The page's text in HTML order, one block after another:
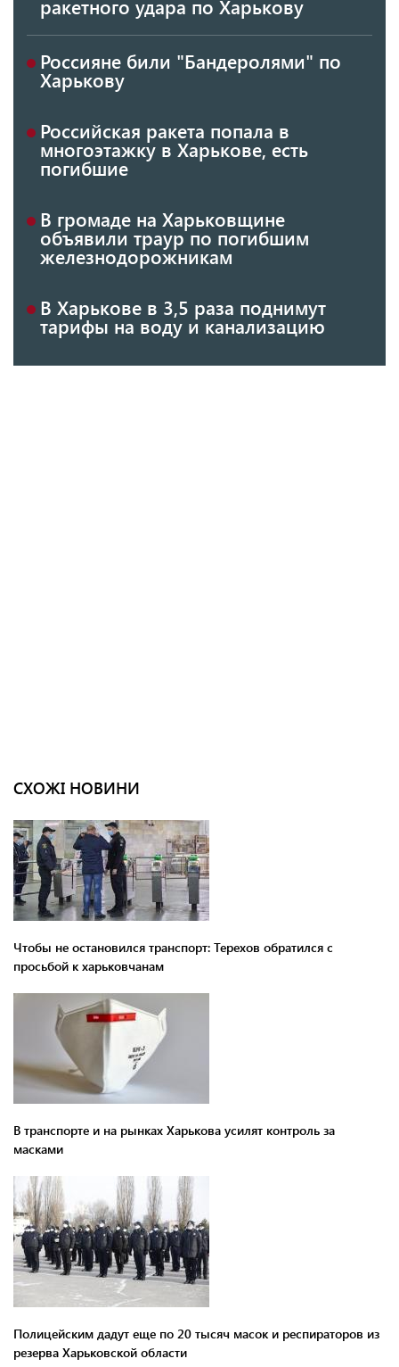
ракетного удара по Харькову
Россияне били "Бандеролями" по
Харькову
Российская ракета попала в
многоэтажку в Харькове, есть
погибшие
В громаде на Харьковщине
объявили траур по погибшим
железнодорожникам
В Харькове в 3,5 раза поднимут
тарифы на воду и канализацию
СХОЖІ НОВИНИ
Чтобы не остановился транспорт: Терехов обратился с
просьбой к харьковчанам
В транспорте и на рынках Харькова усилят контроль за
масками
Полицейским дадут еще по 20 тысяч масок и респираторов из
резерва Харьковской области